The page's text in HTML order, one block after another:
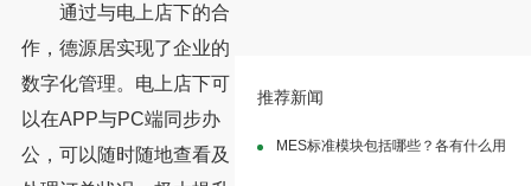
通过与电上店下的合
作，德源居实现了企业的
数字化管理。电上店下可
以在APP与PC端同步办
公，可以随时随地查看及
推荐新闻
MES标准模块包括哪些？各有什么用